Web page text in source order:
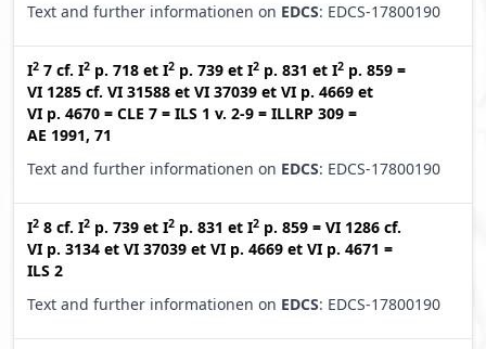
Text and further informationen on EDCS: EDCS-17800190
I2 7 cf. I2 p. 718 et I2 p. 739 et I2 p. 831 et I2 p. 859 =
VI 1285 cf. VI 31588 et VI 37039 et VI p. 4669 et
VI p. 4670 = CLE 7 = ILS 1 v. 2-9 = ILLRP 309 =
AE 1991, 71
Text and further informationen on EDCS: EDCS-17800190
I2 8 cf. I2 p. 739 et I2 p. 831 et I2 p. 859 = VI 1286 cf.
VI p. 3134 et VI 37039 et VI p. 4669 et VI p. 4671 =
ILS 2
Text and further informationen on EDCS: EDCS-17800190